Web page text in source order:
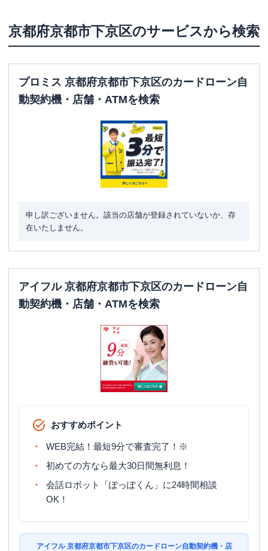
クエア四条）
日祝：-
ATM営業時間
平日： 7：00～24：00
土曜：8：00～21：00
〇
✕
京都府京都市下京区四条通寺町東入2丁
京都府京都市下京区のサービスから検索
プロミス 京都府京都市下京区のカードローン自
動契約機・店舗・ATMを検索
申し訳ございません。該当の店舗が登録されていないか、存
在いたしません。
アイフル 京都府京都市下京区のカードローン自
動契約機・店舗・ATMを検索
おすすめポイント
WEB完結！最短9分で審査完了！※
初めての方なら最大30日間無利息！
会話ロボット「ぽっぽくん」に24時間相談
OK！
アイフル 京都府京都市下京区のカードローン自動契約機・店